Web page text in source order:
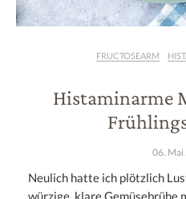
FRUCTOSEARM
Histaminarme
06. Mai
Neulich hatte ich plötzlich
würzige, klare Gemüsebrühe